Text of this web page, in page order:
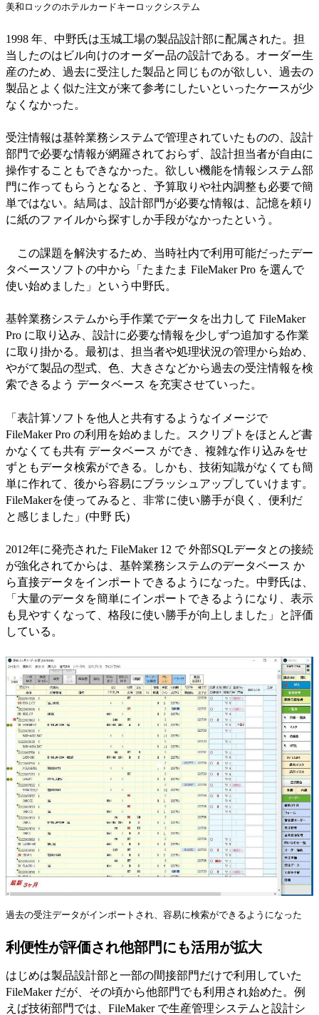
美和ロックのホテルカードキーロックシステム
1998 年、中野氏は玉城工場の製品設計部に配属された。担
当したのはビル向けのオーダー品の設計である。オーダー生
産のため、過去に受注した製品と同じものが欲しい、過去の
製品とよく似た注文が来て参考にしたいといったケースが少
なくなかった。
受注情報は基幹業務システムで管理されていたものの、設計
部門で必要な情報が網羅されておらず、設計担当者が自由に
操作することもできなかった。欲しい機能を情報システム部
門に作ってもらうとなると、予算取りや社内調整も必要で簡
単ではない。結局は、設計部門が必要な情報は、記憶を頼り
に紙のファイルから探すしか手段がなかったという。
この課題を解決するため、当時社内で利用可能だったデー
タベースソフトの中から「たまたま FileMaker Pro を選んで
使い始めました」という中野氏。
基幹業務システムから手作業でデータを出力して FileMaker
Pro に取り込み、設計に必要な情報を少しずつ追加する作業
に取り掛かる。最初は、担当者や処理状況の管理から始め、
やがて製品の型式、色、大きさなどから過去の受注情報を検
索できるよう データベース を充実させていった。
「表計算ソフトを他人と共有するようなイメージで
FileMaker Pro の利用を始めました。スクリプトをほとんど書
かなくても共有 データベース ができ、複雑な作り込みをせ
ずともデータ検索ができる。しかも、技術知識がなくても簡
単に作れて、後から容易にブラッシュアップしていけます。
FileMakerを使ってみると、非常に使い勝手が良く、便利だ
と感じました」(中野 氏)
2012年に発売された FileMaker 12 で 外部SQLデータとの接続
が強化されてからは、基幹業務システムのデータベース か
ら直接データをインポートできるようになった。中野氏は、
「大量のデータを簡単にインポートできるようになり、表示
も見やすくなって、格段に使い勝手が向上しました」と評価
している。
過去の受注データがインポートされ、容易に検索ができるようになった
利便性が評価され他部門にも活用が拡大
はじめは製品設計部と一部の間接部門だけで利用していた
FileMaker だが、その頃から他部門でも利用され始めた。例
えば技術部門では、FileMaker で生産管理システムと設計シ